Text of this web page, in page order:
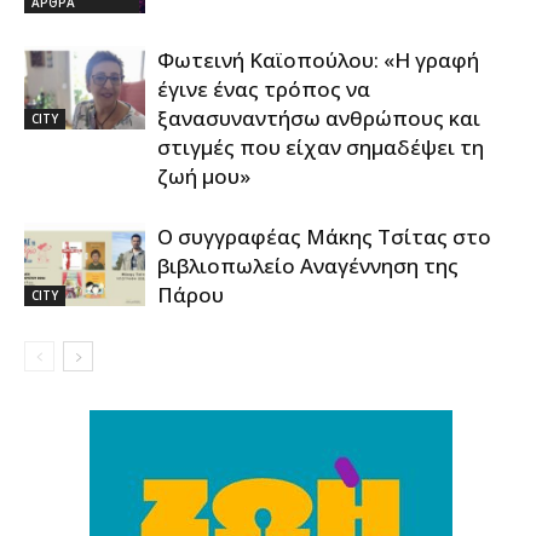
CITY
Φωτεινή Καϊοπούλου: «Η γραφή
έγινε ένας τρόπος να
ξανασυναντήσω ανθρώπους και
στιγμές που είχαν σημαδέψει τη
ζωή μου»
CITY
Ο συγγραφέας Μάκης Τσίτας στο
βιβλιοπωλείο Αναγέννηση της
Πάρου